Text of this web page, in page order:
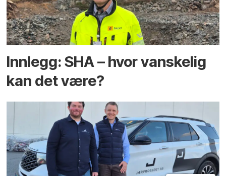
Innlegg: SHA – hvor vanskelig
kan det være?